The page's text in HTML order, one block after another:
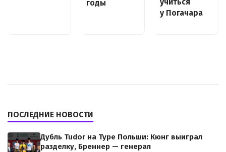
годы
у Погачара
ПОСЛЕДНИЕ НОВОСТИ
Дубль Tudor на Туре Польши: Кюнг выиграл
разделку, Бреннер — генерал